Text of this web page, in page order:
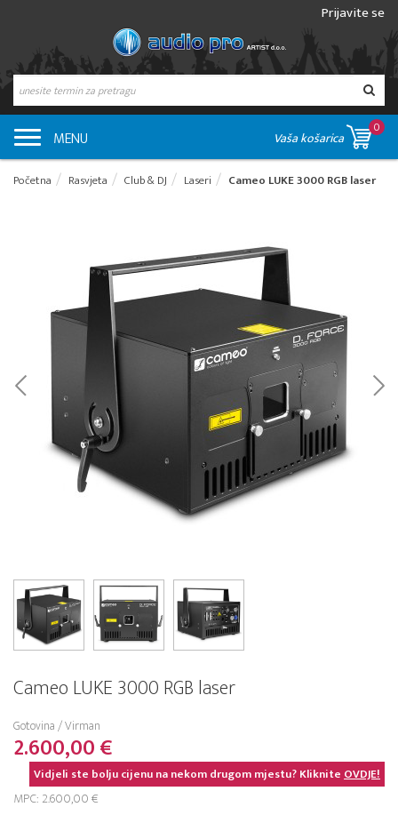
Prijavite se
MENU Vaša košarica
0
Početna Rasvjeta Club & DJ Laseri Cameo LUKE 3000 RGB laser
Cameo LUKE 3000 RGB laser
Gotovina / Virman
2.600,00 €
Vidjeli ste bolju cijenu na nekom drugom mjestu? KlikniteOVDJE!
MPC: 2.600,00 €